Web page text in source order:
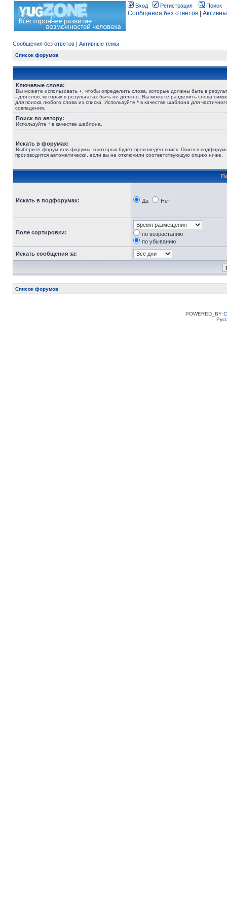
Вход Регистрация Поиск
Сообщения без ответов
Сообщения без ответов | Активные темы
Список форумов
Ключевые слова:
Вы можете использовать + , чтобы определить слова, которые должны быть в
- для слов, которых в результатах быть не должно. Вы можете разделить слова
для поиска любого слова из списка. Используйте * в качестве шаблона для
совпадения.
Поиск по автору:
Используйте * в качестве шаблона.
Искать в форумах:
Выберите форум или форумы, в которых будет произведён поиск. Поиск в
производится автоматически, если вы не отключили соответствующую опцию ниже.
Искать в подфорумах: Да Нет
Поле сортировки:
по возрастанию
по убыванию
Искать сообщения за:
Список форумов
POWERED_BY